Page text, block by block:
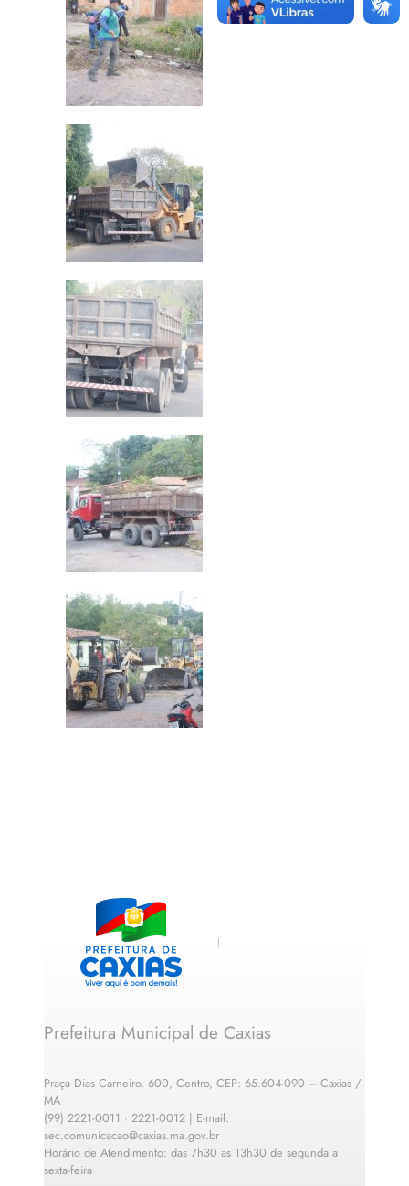
Prefeitura Municipal de Caxias
Praça Dias Carneiro, 600, Centro, CEP: 65.604-090 – Caxias /
MA
(99) 2221-0011 · 2221-0012 | E-mail:
sec.comunicacao@caxias.ma.gov.br
Horário de Atendimento: das 7h30 as 13h30 de segunda a
sexta-feira